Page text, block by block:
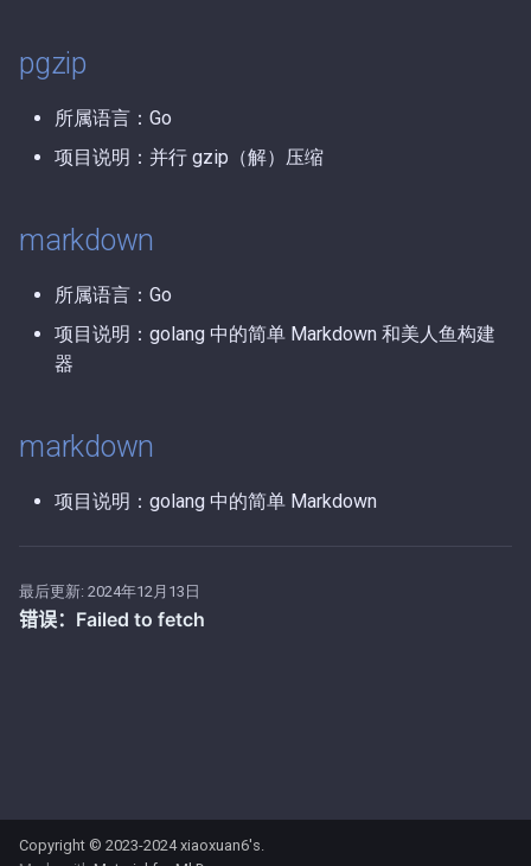
第52期（2025-11-11）.md
第51期（2025-11-07）.md
第49期（2025-10-15）.md
第48期（2025-10-11）.md
第47期（2025-10-09）.md
第43期（2025-09-04）.md
第39期（2025-07-28）.md
pgzip
所属语言：Go
项目说明：并行 gzip（解）压缩
markdown
所属语言：Go
项目说明：golang 中的简单 Markdown 和美人鱼构建
器
markdown
项目说明：golang 中的简单 Markdown
最后更新: 2024年12月13日
Copyright © 2023-2024xiaoxuan6's.